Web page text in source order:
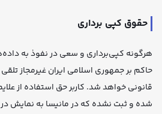
حقوق کپی برداری
هرگونه کپی‌برداری و سعی در نفوذ به
حاکم بر جمهوری اسلامی ایران غیرمجاز
قانونی خواهد شد. کاربر حق استفاده از
شده و ثبت نشده که در مانیسا به نمایش در